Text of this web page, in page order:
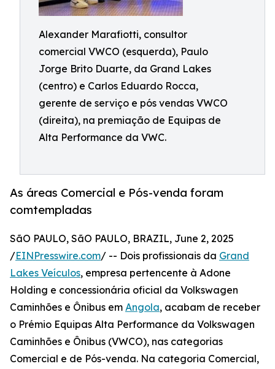
Alexander Marafiotti, consultor
comercial VWCO (esquerda), Paulo
Jorge Brito Duarte, da Grand Lakes
(centro) e Carlos Eduardo Rocca,
gerente de serviço e pós vendas VWCO
(direita), na premiação de Equipas de
Alta Performance da VWC.
As áreas Comercial e Pós-venda foram
comtempladas
SãO PAULO, SãO PAULO, BRAZIL, June 2, 2025
/EINPresswire.com/ -- Dois profissionais da Grand
Lakes Veículos, empresa pertencente à Adone
Holding e concessionária oficial da Volkswagen
Caminhões e Ônibus em Angola, acabam de receber
o Prémio Equipas Alta Performance da Volkswagen
Caminhões e Ônibus (VWCO), nas categorias
Comercial e de Pós-venda. Na categoria Comercial,